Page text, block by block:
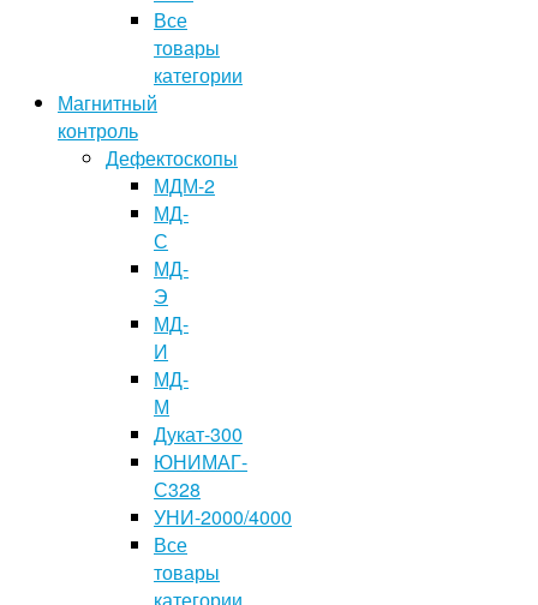
Все
товары
категории
Магнитный
контроль
Дефектоскопы
МДМ-2
МД-
С
МД-
Э
МД-
И
МД-
М
Дукат-300
ЮНИМАГ-
С328
УНИ-2000/4000
Все
товары